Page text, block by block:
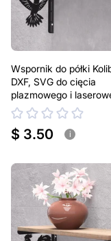
Wspornik do półki
DXF, SVG do cięcia
plazmowego i
Uchwyt do półki
$ 3.50 i